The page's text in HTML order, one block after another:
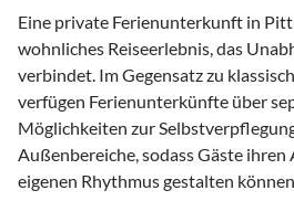
Eine private Ferienunterkunft in
wohnliches Reiseerlebnis, das
verbindet. Im Gegensatz zu
verfügen Ferienunterkünfte über
Möglichkeiten zur
Außenbereiche, sodass Gäste
eigenen Rhythmus gestalten